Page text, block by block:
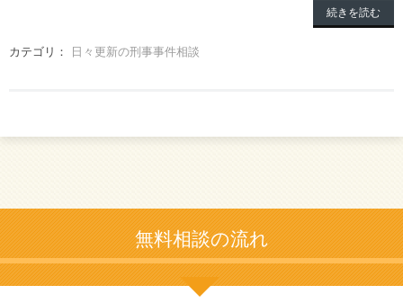
続きを読む
カテゴリ： 日々更新の刑事事件相談
無料相談の流れ